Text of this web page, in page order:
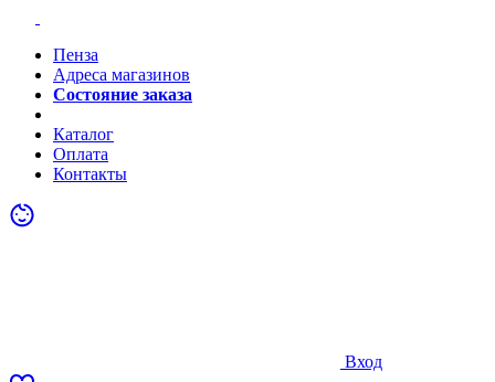
Пенза
Адреса магазинов
Состояние заказа
Каталог
Оплата
Контакты
Вход